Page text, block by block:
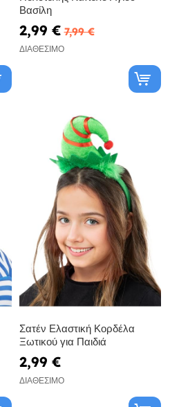
Βασίλη
2,99 € 7,99 €
ΔΙΑΘΈΣΙΜΟ
Σατέν Ελαστική Κορδέλα
Ξωτικού για Παιδιά
2,99 €
ΔΙΑΘΈΣΙΜΟ